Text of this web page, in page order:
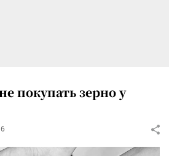
покупать зерно у